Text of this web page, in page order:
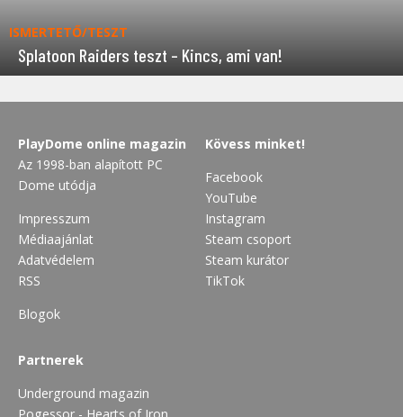
ISMERTETŐ/TESZT
Splatoon Raiders teszt – Kincs, ami van!
PlayDome online magazin
Az 1998-ban alapított PC
Dome utódja
Impresszum
Médiaajánlat
Adatvédelem
RSS
Blogok
Kövess minket!
Facebook
YouTube
Instagram
Steam csoport
Steam kurátor
TikTok
Partnerek
Underground magazin